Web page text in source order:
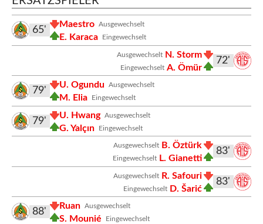
Ausgewechselt
Maestro
Eingewechselt
E. Karaca
65'
72'
Ausgewechselt N. Storm
Eingewechselt A. Ömür
Ausgewechselt
U. Ogundu
Eingewechselt
M. Elia
79'
Ausgewechselt
U. Hwang
Eingewechselt
G. Yalçın
79'
83'
Ausgewechselt B. Öztürk
Eingewechselt L. Gianetti
83'
Ausgewechselt R. Safouri
Eingewechselt D. Šarić
Ausgewechselt
Ruan
Eingewechselt
S. Mounié
88'